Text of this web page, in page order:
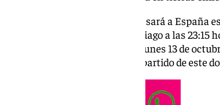
El equipo de Paco Gallardo regresará a España
vuelo que despegará desde Santiago a las
está prevista para las 16:55 del lunes 13 de
totalmente que Izan esté en el partido de este